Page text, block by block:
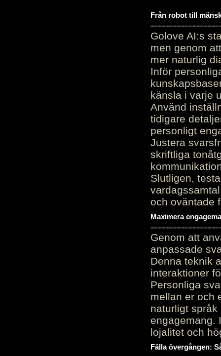
Från robot till
Golove AI:s
men genom
mer naturlig
Inför
känsla i varje
Använd
tidigare
personligt
Justera
skriftliga
Slutligen,
och oväntade
Maximera
Genom att
anpassade
Denna teknik
interaktioner
Personliga
mellan er och
naturligt
engagemang.
lojalitet och
Fälla övergången: